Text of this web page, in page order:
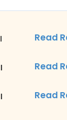
Read
Read
Read